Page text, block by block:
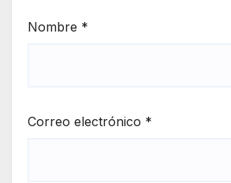
Nombre *
Correo electrónico *